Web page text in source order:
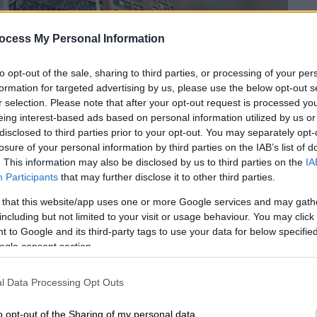
My Personal Information
opt-out of the sale, sharing to third parties, or processing of your
for targeted advertising by us, please use the below opt-out
selection. Please note that after your opt-out request is processed
interest-based ads based on personal information utilized by us
to third parties prior to your opt-out. You may separately
of your personal information by third parties on the IAB’s list of
This information may also be disclosed by us to third parties on the
Participants that may further disclose it to other third parties.
that this website/app uses one or more Google services and may
but not limited to your visit or usage behaviour. You may
to Google and its third-party tags to use your data for below
consent section.
Data Processing Opt Outs
opt-out of the Sharing of my personal data.
τον Ερντογάν (tele1.com.tr)
τηςστιςΗΠΑμε τα εγκαίνια νέων
τηςΝέας